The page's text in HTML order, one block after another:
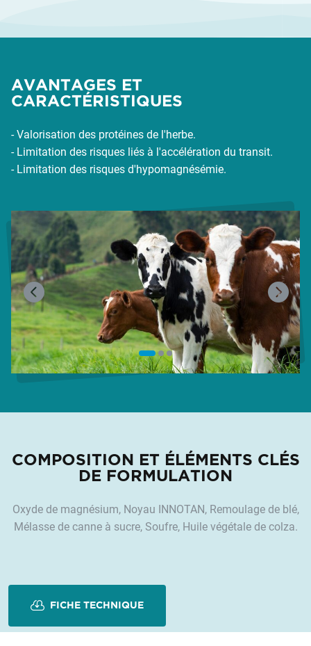
AVANTAGES ET
CARACTÉRISTIQUES
- Valorisation des protéines de l'herbe.
- Limitation des risques liés à l'accélération du transit.
- Limitation des risques d'hypomagnésémie.
COMPOSITION ET ÉLÉMENTS CLÉS
DE FORMULATION
Oxyde de magnésium, Noyau INNOTAN, Remoulage de blé,
Mélasse de canne à sucre, Soufre, Huile végétale de colza.
FICHE TECHNIQUE